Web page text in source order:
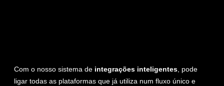
Com o nosso sistema de integrações inteligentes, pode
ligar todas as plataformas que já utiliza num fluxo único e